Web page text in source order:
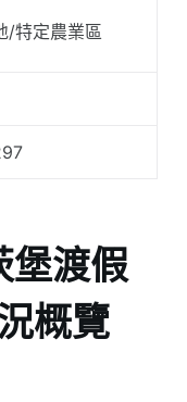
/特定農業區
堡渡假
概覽